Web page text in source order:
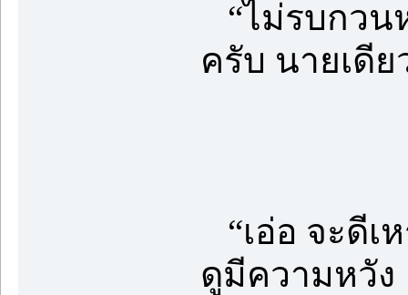
“ไม่รบกวน
ครับ นายเดีย
“เอ่อ จะดีเ
ดูมีความหวัง